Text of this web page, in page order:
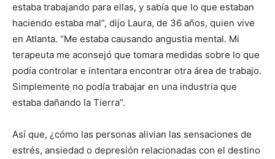
estaba trabajando para ellas, y sabía que lo que estaban
haciendo estaba mal”, dijo Laura, de 36 años, quien vive
en Atlanta. “Me estaba causando angustia mental. Mi
terapeuta me aconsejó que tomara medidas sobre lo que
podía controlar e intentara encontrar otra área de trabajo.
Simplemente no podía trabajar en una industria que
estaba dañando la Tierra”.
Así que, ¿cómo las personas alivian las sensaciones de
estrés, ansiedad o depresión relacionadas con el destino